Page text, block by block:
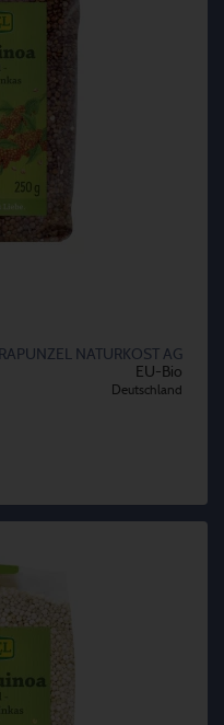
RAPUNZEL NATURKOST AG
EU-Bio
Deutschland